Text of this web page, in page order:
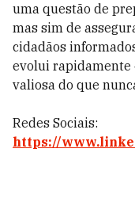
uma questão de
mas sim de
cidadãos
evolui rapidamente
valiosa do que
Redes Sociais:
https://